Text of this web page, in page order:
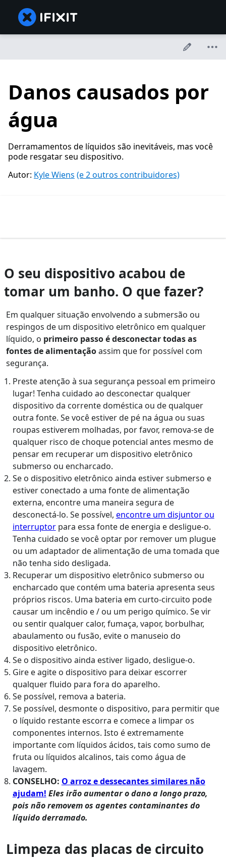
Danos causados por
água
Derramamentos de líquidos são inevitáveis, mas você
pode resgatar seu dispositivo.
Autor: Kyle Wiens (e 2 outros contribuidores)
O seu dispositivo acabou de
tomar um banho. O que fazer?
Em qualquer situação envolvendo a submersão ou
respingos de um dispositivo eletrônico em qualquer
líquido, o primeiro passo é desconectar todas as
fontes de alimentaçãoassim que for possível com
segurança.
Preste atenção à sua segurança pessoal em primeiro
lugar! Tenha cuidado ao desconectar qualquer
dispositivo da corrente doméstica ou de qualquer
outra fonte. Se você estiver de pé na água ou suas
roupas estiverem molhadas, por favor, remova-se de
qualquer risco de choque potencial antes mesmo de
pensar em recuperar um dispositivo eletrônico
submerso ou encharcado.
Se o dispositivo eletrônico ainda estiver submerso e
estiver conectado a uma fonte de alimentação
externa, encontre uma maneira segura de
desconectá-lo. Se possível, encontre um disjuntor ou
interruptorpara essa fonte de energia e desligue-o.
Tenha cuidado se você optar por remover um plugue
ou um adaptador de alimentação de uma tomada que
não tenha sido desligada.
Recuperar um dispositivo eletrônico submerso ou
encharcado que contém uma bateria apresenta seus
próprios riscos. Uma bateria em curto-circuito pode
causar um incêndio e / ou um perigo químico. Se vir
ou sentir qualquer calor, fumaça, vapor, borbulhar,
abaulamento ou fusão, evite o manuseio do
dispositivo eletrônico.
Se o dispositivo ainda estiver ligado, desligue-o.
Gire e agite o dispositivo para deixar escorrer
qualquer fluido para fora do aparelho.
Se possível, remova a bateria.
Se possível, desmonte o dispositivo, para permitir que
o líquido restante escorra e comece a limpar os
componentes internos. Isto é extremamente
importante com líquidos ácidos, tais como sumo de
fruta ou líquidos alcalinos, tais como água de
lavagem.
CONSELHO: O arroz e dessecantes similares não
ajudam! Eles irão aumentar o dano a longo prazo,
pois não removem os agentes contaminantes do
líquido derramado.
Limpeza das placas de circuito